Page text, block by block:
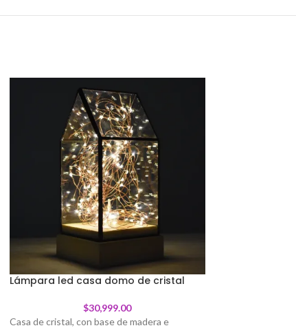
Lámpara led casa domo de cristal
$30,999.00
Casa de cristal, con base de madera e